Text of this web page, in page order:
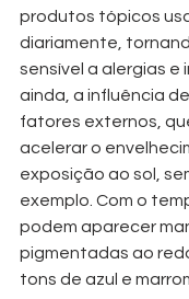
produtos tópicos
diariamente,
sensível a alergias e
ainda, a influência
fatores externos,
acelerar o
exposição ao sol,
exemplo. Com o
podem aparecer
pigmentadas ao
tons de azul e